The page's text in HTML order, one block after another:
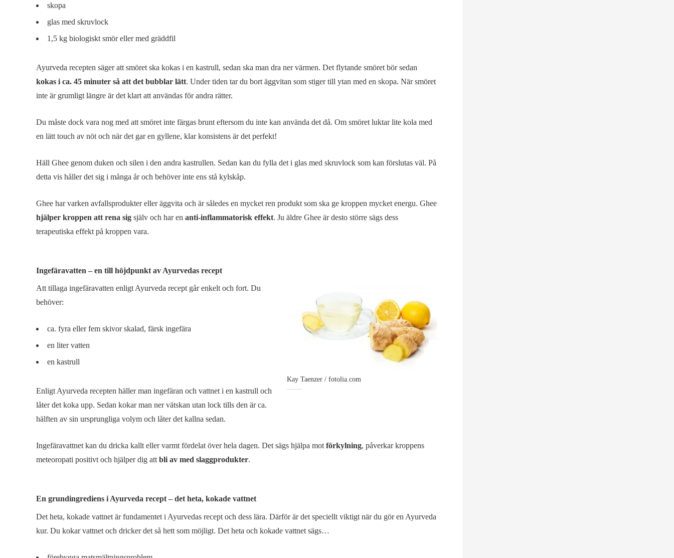
skopa
glas med skruvlock
1,5 kg biologiskt smör eller med gräddfil
Ayurveda recepten säger att smöret ska kokas i en kastrull, sedan ska man dra ner värmen. Det flytande smöret bör sedan
kokas i ca. 45 minuter så att det bubblar lätt. Under tiden tar du bort äggvitan som stiger till ytan med en skopa. När smöret
inte är grumligt längre är det klart att användas för andra rätter.
Du måste dock vara nog med att smöret inte färgas brunt eftersom du inte kan använda det då. Om smöret luktar lite kola med
en lätt touch av nöt och när det gar en gyllene, klar konsistens är det perfekt!
Häll Ghee genom duken och silen i den andra kastrullen. Sedan kan du fylla det i glas med skruvlock som kan förslutas väl. På
detta vis håller det sig i många år och behöver inte ens stå kylskåp.
Ghee har varken avfallsprodukter eller äggvita och är således en mycket ren produkt som ska ge kroppen mycket energu. Ghee
hjälper kroppen att rena sig själv och har en anti-inflammatorisk effekt. Ju äldre Ghee är desto större sägs dess
terapeutiska effekt på kroppen vara.
Ingefäravatten – en till höjdpunkt av Ayurvedas recept
Kay Taenzer / fotolia.com
Att tillaga ingefäravatten enligt Ayurveda recept går enkelt och fort. Du
behöver:
ca. fyra eller fem skivor skalad, färsk ingefära
en liter vatten
en kastrull
Enligt Ayurveda recepten häller man ingefäran och vattnet i en kastrull och
låter det koka upp. Sedan kokar man ner vätskan utan lock tills den är ca.
hälften av sin ursprungliga volym och låter det kallna sedan.
Ingefäravattnet kan du dricka kallt eller varmt fördelat över hela dagen. Det sägs hjälpa mot förkylning, påverkar kroppens
meteoropati positivt och hjälper dig att bli av med slaggprodukter.
En grundingrediens i Ayurveda recept – det heta, kokade vattnet
Det heta, kokade vattnet är fundamentet i Ayurvedas recept och dess lära. Därför är det speciellt viktigt när du gör en Ayurveda
kur. Du kokar vattnet och dricker det så hett som möjligt. Det heta och kokade vattnet sägs…